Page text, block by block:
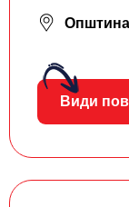
Види